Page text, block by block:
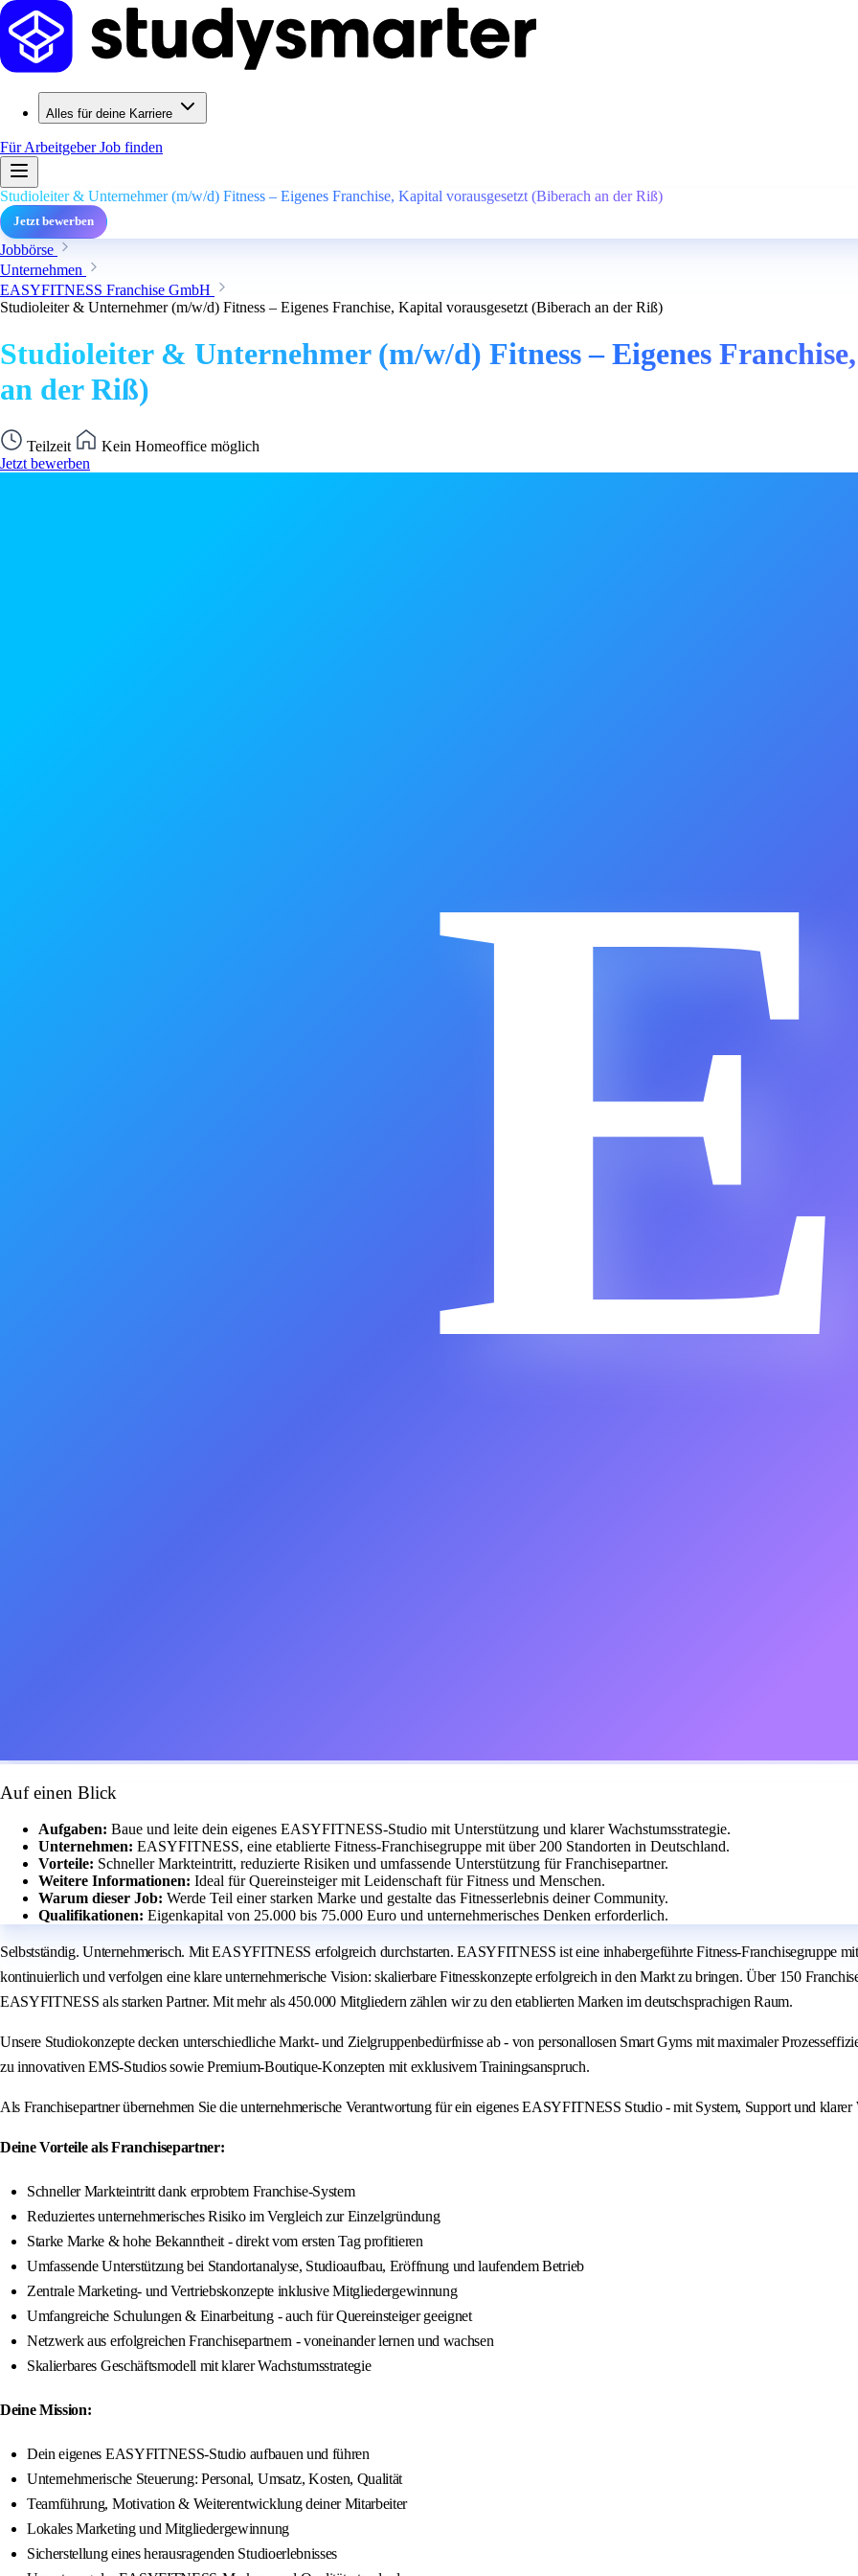
Alles für deine Karriere
Für ArbeitgeberJob finden
Studioleiter & Unternehmer (m/w/d) Fitness – Eigenes Franchise, Kapital vorausgesetzt (Biberach an der Riß)
Jetzt bewerben
Jobbörse
Unternehmen
EASYFITNESS Franchise GmbH
Studioleiter & Unternehmer (m/w/d) Fitness – Eigenes Franchise, Kapital vorausgesetzt (Biberach an der Riß)
Studioleiter & Unternehmer (m/w/d) Fitness – Eigenes
an der Riß)
Teilzeit
Kein Homeoffice möglich
Jetzt bewerben
E
Auf einen Blick
Aufgaben: Baue und leite dein eigenes EASYFITNESS-Studio mit Unterstützung und klarer Wachstumsstrategie.
Unternehmen: EASYFITNESS, eine etablierte Fitness-Franchisegruppe mit über 200 Standorten in Deutschland.
Vorteile: Schneller Markteintritt, reduzierte Risiken und umfassende Unterstützung für Franchisepartner.
Weitere Informationen: Ideal für Quereinsteiger mit Leidenschaft für Fitness und Menschen.
Warum dieser Job: Werde Teil einer starken Marke und gestalte das Fitnesserlebnis deiner Community.
Qualifikationen: Eigenkapital von 25.000 bis 75.000 Euro und unternehmerisches Denken erforderlich.
Selbstständig. Unternehmerisch. Mit EASYFITNESS erfolgreich durchstarten. EASYFITNESS ist eine inhabergeführte Fitness-Franchisegruppe
kontinuierlich und verfolgen eine klare unternehmerische Vision: skalierbare Fitnesskonzepte erfolgreich in den Markt zu bringen. Über 150
EASYFITNESS als starken Partner. Mit mehr als 450.000 Mitgliedern zählen wir zu den etablierten Marken im deutschsprachigen Raum.
Unsere Studiokonzepte decken unterschiedliche Markt- und Zielgruppenbedürfnisse ab - von personallosen Smart Gyms mit maximaler
zu innovativen EMS-Studios sowie Premium-Boutique-Konzepten mit exklusivem Trainingsanspruch.
Als Franchisepartner übernehmen Sie die unternehmerische Verantwortung für ein eigenes EASYFITNESS Studio - mit System, Support und klarer
Deine Vorteile als Franchisepartner:
Schneller Markteintritt dank erprobtem Franchise-System
Reduziertes unternehmerisches Risiko im Vergleich zur Einzelgründung
Starke Marke & hohe Bekanntheit - direkt vom ersten Tag profitieren
Umfassende Unterstützung bei Standortanalyse, Studioaufbau, Eröffnung und laufendem Betrieb
Zentrale Marketing- und Vertriebskonzepte inklusive Mitgliedergewinnung
Umfangreiche Schulungen & Einarbeitung - auch für Quereinsteiger geeignet
Netzwerk aus erfolgreichen Franchisepartnern - voneinander lernen und wachsen
Skalierbares Geschäftsmodell mit klarer Wachstumsstrategie
Deine Mission:
Dein eigenes EASYFITNESS-Studio aufbauen und führen
Unternehmerische Steuerung: Personal, Umsatz, Kosten, Qualität
Teamführung, Motivation & Weiterentwicklung deiner Mitarbeiter
Lokales Marketing und Mitgliedergewinnung
Sicherstellung eines herausragenden Studioerlebnisses